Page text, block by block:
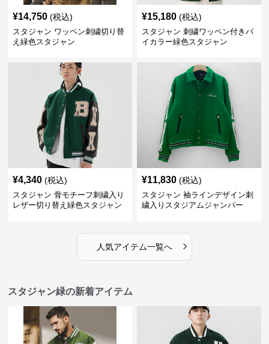
¥14,750 (税込)
スタジャン ワッペン刺繍切り替
え緑色スタジャン
¥15,180 (税込)
スタジャン 刺繍ワッペン付きバ
イカラー緑色スタジャン
¥4,340 (税込)
スタジャン 骨モチーフ刺繍入り
レザー切り替え緑色スタジャン
¥11,830 (税込)
スタジャン 袖ラインデザイン刺
繍入りスタジアムジャンパー
人気アイテム一覧へ ›
スタジャン緑の新着アイテム